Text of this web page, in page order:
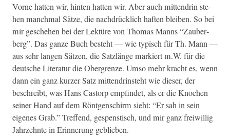
Vorne hat­ten wir, hin­ten hat­ten wir. Aber auch mit­ten­drin ste­
hen manch­mal Sätze, die nach­drück­lich haften bleiben. So bei
mir geschehen bei der Lek­türe von Thomas Manns “Zauber­
berg”. Das ganze Buch beste­ht — wie typ­isch für Th. Mann —
aus sehr lan­gen Sätzen, die Sat­zlänge markiert m.W. für die
deutsche Lit­er­atur die Ober­gren­ze. Umso mehr kracht es, wenn
dann ein ganz kurz­er Satz mit­ten­drin­ste­ht wie dieser, der
beschreibt, was Hans Cas­torp empfind­et, als er die Knochen
sein­er Hand auf dem Rönt­gen­schirm sieht: “Er sah in sein
eigenes Grab.” Tre­f­fend, gespen­stisch, und mir ganz frei­willig
Jahrzehnte in Erin­nerung geblieben.